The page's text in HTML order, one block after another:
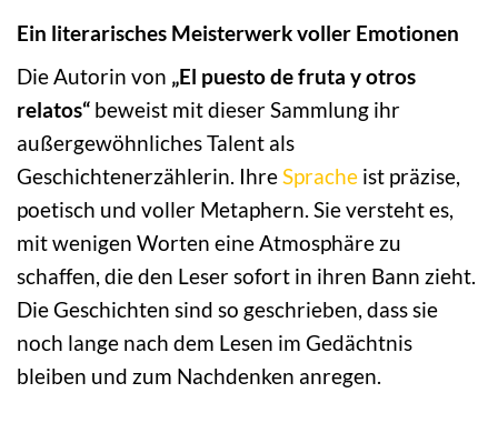
Ein literarisches Meisterwerk voller Emotionen
Die Autorin von „El puesto de fruta y otros
relatos“ beweist mit dieser Sammlung ihr
außergewöhnliches Talent als
Geschichtenerzählerin. IhreSprache ist präzise,
poetisch und voller Metaphern. Sie versteht es,
mit wenigen Worten eine Atmosphäre zu
schaffen, die den Leser sofort in ihren Bann zieht.
Die Geschichten sind so geschrieben, dass sie
noch lange nach dem Lesen im Gedächtnis
bleiben und zum Nachdenken anregen.